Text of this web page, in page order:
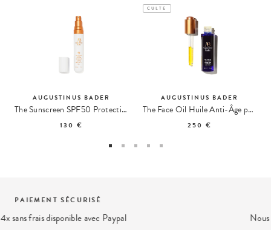
AUGUSTINUS BADER
The Sunscreen SPF50 Protection Solaire
130 €
CULTE
AUGUSTINUS BADER
The Face Oil Huile Anti-Âge pour le Visage
250 €
Nous répondons à vos questions beauté